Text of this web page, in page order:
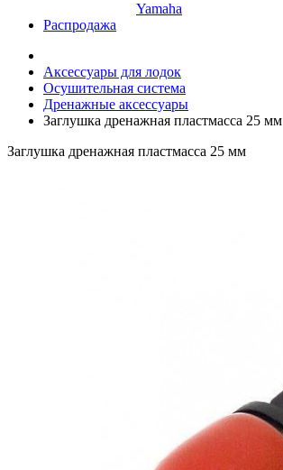
Yamaha
Распродажа
Аксессуары для лодок
Осушительная система
Дренажные аксессуары
Заглушка дренажная пластмасса 25 мм
Заглушка дренажная пластмасса 25 мм